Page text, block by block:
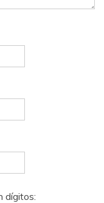
dígitos: